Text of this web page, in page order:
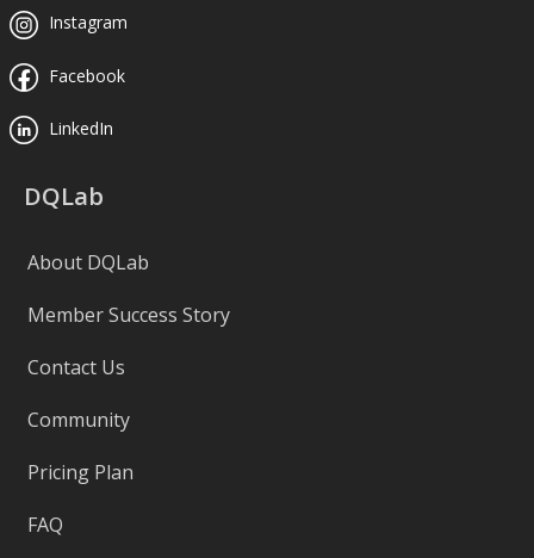
Instagram
Facebook
LinkedIn
DQLab
About DQLab
Member Success Story
Contact Us
Community
Pricing Plan
FAQ